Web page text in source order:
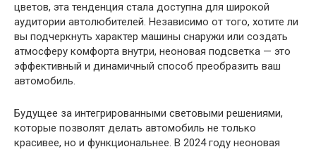
цветов, эта тенденция стала доступна для широкой
аудитории автолюбителей. Независимо от того, хотите ли
вы подчеркнуть характер машины снаружи или создать
атмосферу комфорта внутри, неоновая подсветка — это
эффективный и динамичный способ преобразить ваш
автомобиль.
Будущее за интегрированными световыми решениями,
которые позволят делать автомобиль не только
красивее, но и функциональнее. В 2024 году неоновая